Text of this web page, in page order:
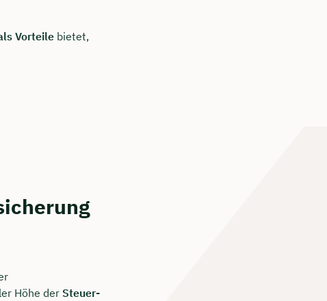
Vorteile bietet,
Höhe der Steuer-